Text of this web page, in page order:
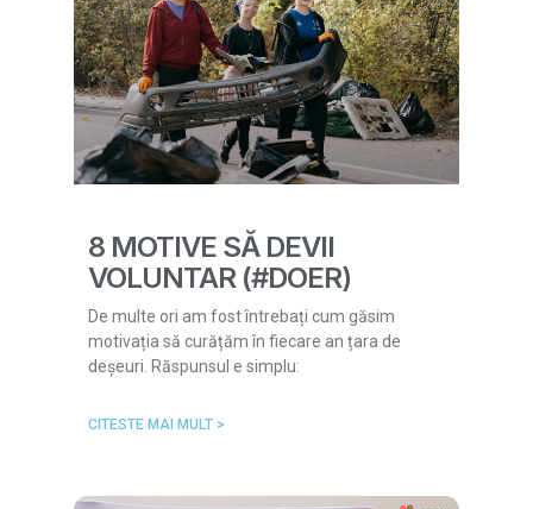
8 MOTIVE SĂ DEVII
VOLUNTAR (#DOER)
De multe ori am fost întrebați cum găsim
motivația să curățăm în fiecare an țara de
deșeuri. Răspunsul e simplu:
CITESTE MAI MULT >